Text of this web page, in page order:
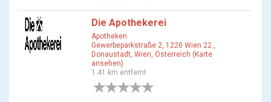
Die Apothekerei
Apotheken
Gewerbeparkstraße 2, 1220 Wien 22.,
Donaustadt, Wien, Österreich (Karte
ansehen)
1.41 km entfernt